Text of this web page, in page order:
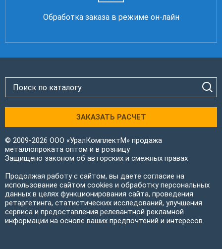
Обработка заказа в режиме он-лайн
ЗАКАЗАТЬ РАСЧЕТ
© 2009-2026 ООО «УралКомплектМ» продажа
металлопроката оптом и в розницу
Защищено законом об авторских и смежных правах
Продолжая работу с сайтом, вы даете согласие на
использование сайтом cookies и обработку персональных
данных в целях функционирования сайта, проведения
ретаргетинга, статистических исследований, улучшения
сервиса и предоставления релевантной рекламной
информации на основе ваших предпочтений и интересов.